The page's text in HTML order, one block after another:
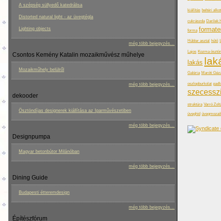
A szépség süllyedő katedrálisa
Distorted natural light - az üvegtégla
Lighting objects
még több bejegyzés...
Csontos Kemény Katalin mozaikművész műhelye
Mozaikműhely belülről
még több bejegyzés...
dekooder
Ösztöndíjas designerek kiállítása az Iparművészetiben
még több bejegyzés...
Designpumpa
Magyar betonbútor Milánóban
még több bejegyzés...
Dining Guide
Budapesti étteremdesign
még több bejegyzés...
Építészfórum
kiállítás beltéri
cukrászda Darilek
forma
Hübler asztal hűtő
Lajos Kozma
lakás
Galéria Maróti
oszlopburkolat
struktúra Varró
üveghíd